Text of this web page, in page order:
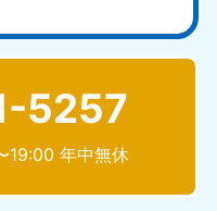
5257
19:00 年中無休